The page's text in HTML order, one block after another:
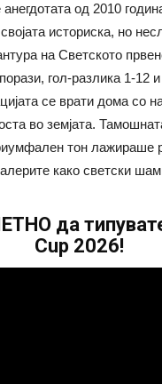
од 2010
историска, но
на Светското
гол-разлика 1-12
се врати дома со
во земјата.
тон лажираше
како светски
да
Cup 2026!